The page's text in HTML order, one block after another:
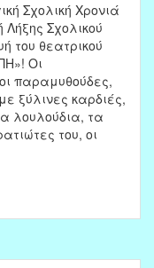
Σχολική Χρονιά
Σχολικού
του θεατρικού
Οι
παραμυθούδες,
ξύλινες καρδιές,
λουλούδια, τα
του, οι